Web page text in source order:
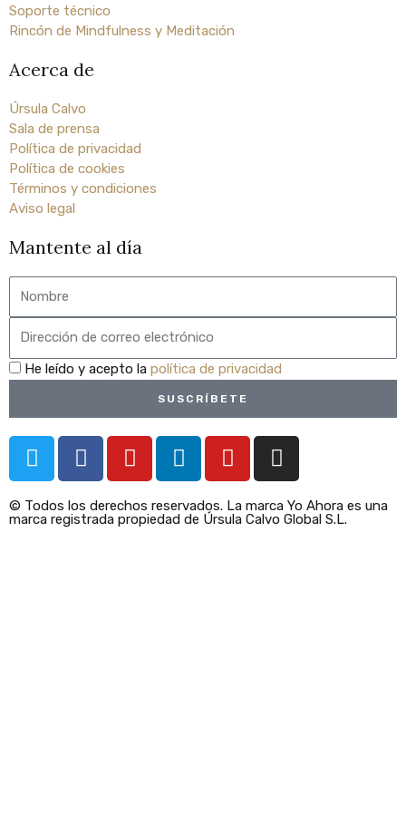
Soporte técnico
Rincón de Mindfulness y Meditación
Acerca de
Úrsula Calvo
Sala de prensa
Política de privacidad
Política de cookies
Términos y condiciones
Aviso legal
Mantente al día
privacidad
He leído y acepto la política de privacidad
SUSCRÍBETE
© Todos los derechos reservados. La marca Yo Ahora es una
marca registrada propiedad de Úrsula Calvo Global S.L.
T
w
t
F
a
e
Y
o
t
L
i
k
Y
o
t
I
n
t